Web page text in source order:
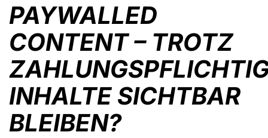
PAYWALLED
CONTENT – TROTZ
INHALTE SICHTBAR
BLEIBEN?